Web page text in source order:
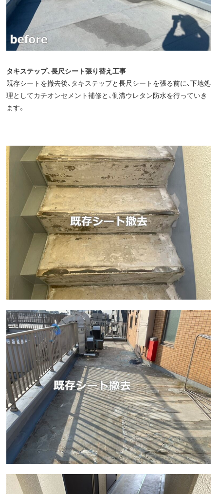
タキステップ、長尺シート張り替え工事
既存シートを撤去後、タキステップと長尺シートを張る前に、下地処
理としてカチオンセメント補修と、側溝ウレタン防水を行っていき
ます。